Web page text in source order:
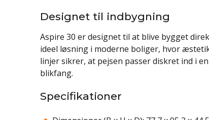
Designet til indbygning
Aspire 30 er designet til at blive bygget
ideel løsning i moderne boliger, hvor
linjer sikrer, at pejsen passer diskret ind i
blikfang.
Specifikationer